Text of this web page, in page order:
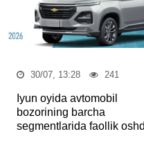
30/07, 13:28 241
Iyun oyida avtomobil
bozorining barcha
segmentlarida faollik